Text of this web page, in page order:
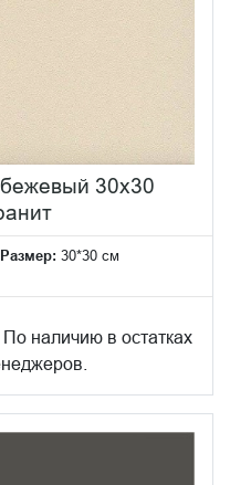
30x30
Размер: 30*30 см
наличию в остатках